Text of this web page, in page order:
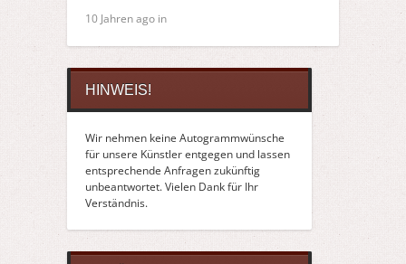
10 Jahren ago in
HINWEIS!
Wir nehmen keine Autogrammwünsche
für unsere Künstler entgegen und lassen
entsprechende Anfragen zukünftig
unbeantwortet. Vielen Dank für Ihr
Verständnis.